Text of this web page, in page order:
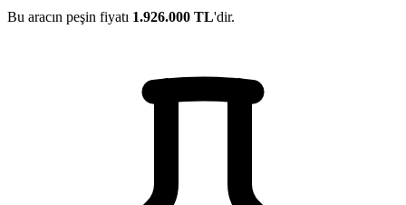
Bu aracın peşin fiyatı 1.926.000 TL'dir.